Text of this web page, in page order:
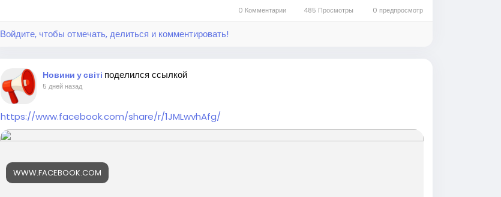
0 Комментарии 485 Просмотры 0 предпросмотр
Войдите, чтобы отмечать, делиться и комментировать!
Новини у світі поделился ссылкой
5 дней назад
https://www.facebook.com/share/r/1JMLwvhAfg/
WWW.FACEBOOK.COM